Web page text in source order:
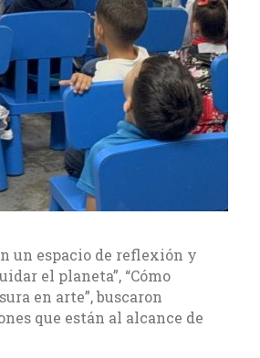
un espacio de reflexión y
el planeta”, “Cómo
en arte”, buscaron
que están al alcance de